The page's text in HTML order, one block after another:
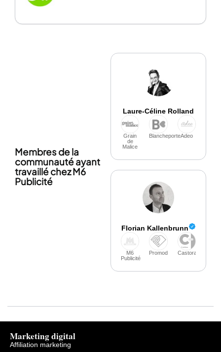
Membres de la
communauté ayant
travaillé chez M6
Publicité
Laure-Céline Rolland
Grain
de
Malice
BlancheporteAdeo
Florian Kallenbrunn
M6
Publicité
Promod Castorama
Marketing digital
Affiliation marketing